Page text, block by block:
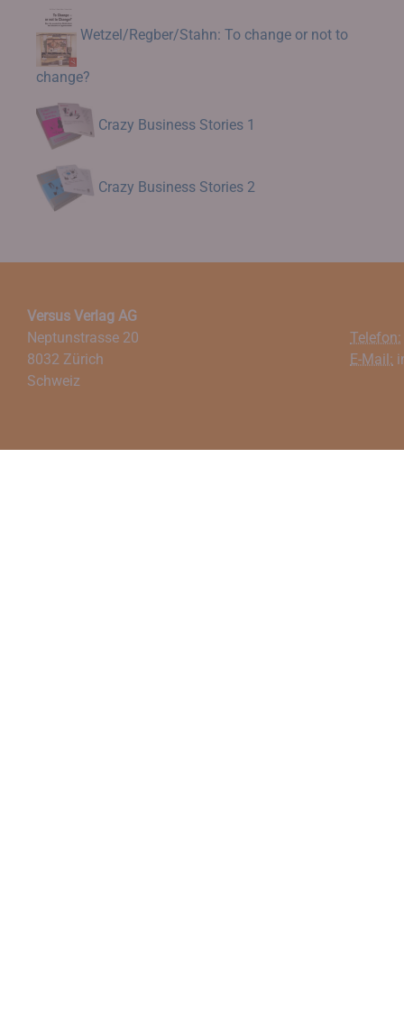
Wetzel/Regber/Stahn: To change or not to
change?
Crazy Business Stories 1
Crazy Business Stories 2
Versus Verlag AG
Neptunstrasse 20
8032 Zürich
Schweiz
Telefon:
E-Mail: